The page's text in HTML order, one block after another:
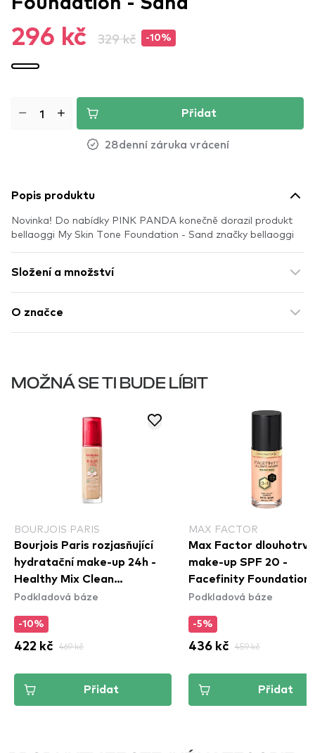
296 kč 329 kč -10%
Přidat
28denní záruka vrácení
Popis produktu
Novinka! Do nabídky PINK PANDA konečně dorazil produkt
bellaoggi My Skin Tone Foundation - Sand značky bellaoggi
Složení a množství
O značce
MOŽNÁ SE TI BUDE LÍBIT
BOURJOIS PARIS
Bourjois Paris rozjasňující
hydratační make-up 24h -
Healthy Mix Clean
Foundation - 51W Light
Podkladová báze
-10%
422 kč 469 kč
Přidat
MAX FACTOR
Max Factor
make-up SPF 20 -
Facefinity Foundation
Light Ivory
Podkladová báze
-5%
436 kč 459 kč
Přidat